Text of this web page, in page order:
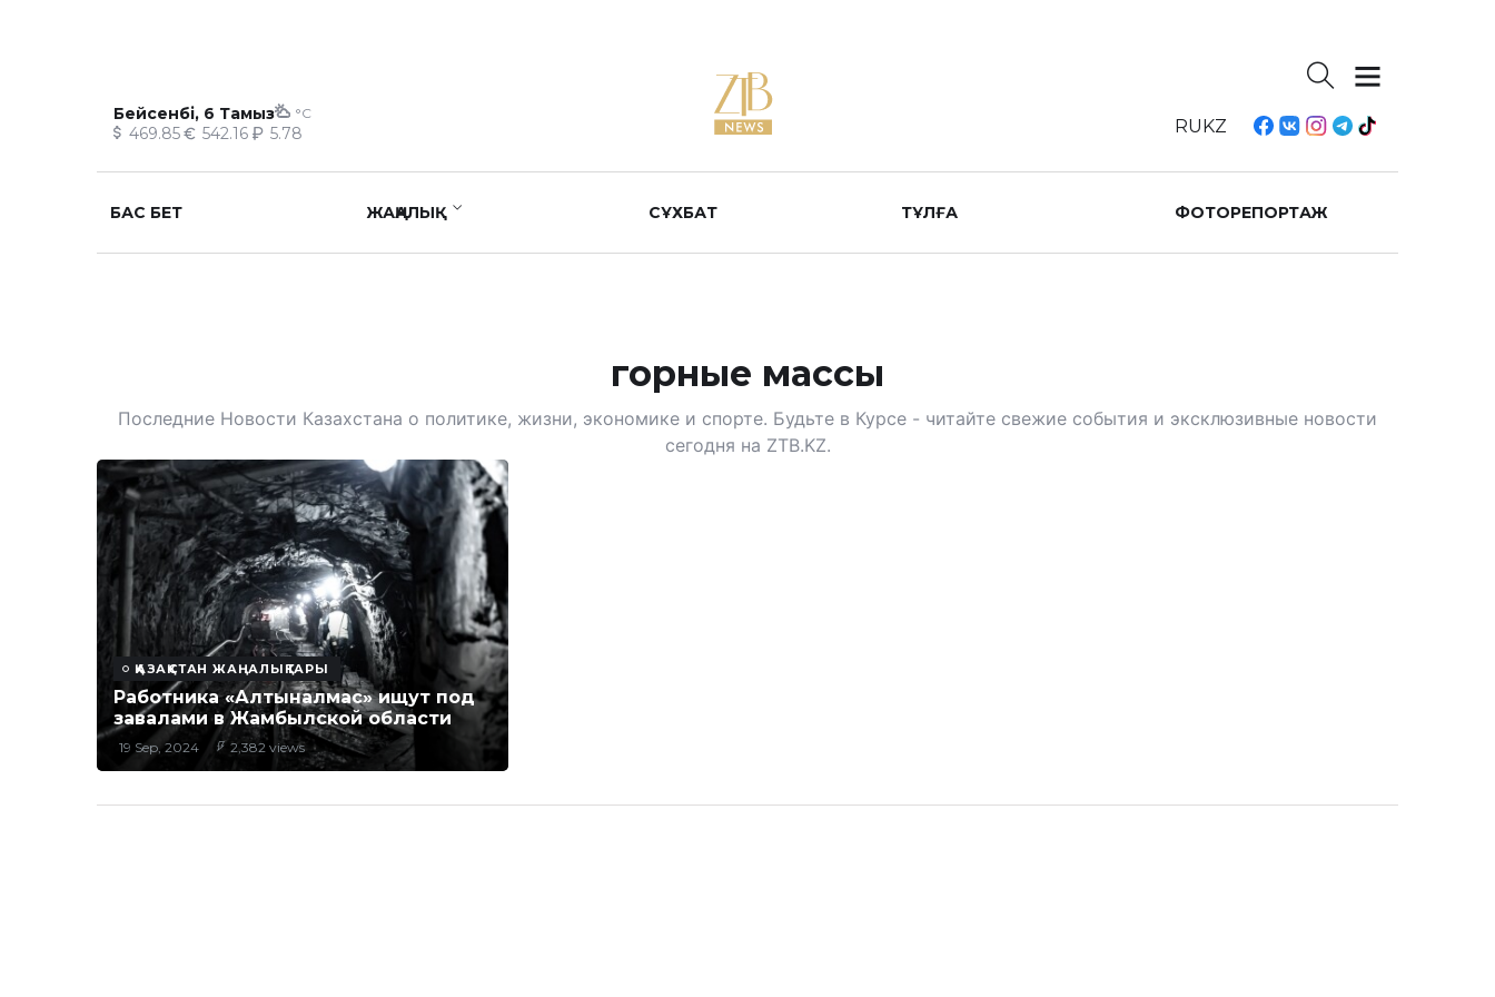
Бейсенбі, 6 Тамыз °C
469.85 542.16 5.78 RUKZ
БАС БЕТ ЖАҢАЛЫҚ СҰХБАТ ТҰЛҒА ФОТОРЕПОРТАЖ
горные массы
Последние Новости Казахстана о политике, жизни, экономике и спорте. Будьте в Курсе - читайте свежие события и эксклюзивные новости
сегодня на ZTB.KZ.
ҚАЗАҚСТАН ЖАҢАЛЫҚТАРЫ
Работника «Алтыналмас» ищут под
завалами в Жамбылской области
19 Sep, 2024 2,382 views